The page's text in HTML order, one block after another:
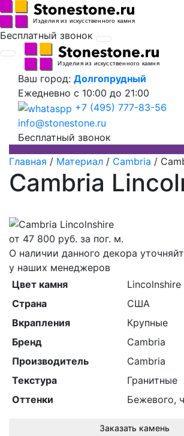
Бесплатный звонок
Ваш город: Долгопрудный
Ежедневно с 10:00 до 21:00
+7 (495) 777-83-56
info@stonestone.ru
Бесплатный звонок
Главная / Материал / Cambria /
Cambria
от 47 800 руб. за пог. м.
О наличии данного декора
у наших менеджеров
Цвет камня
Lincolnshire
Страна
США
Вкрапления
Крупные
Бренд
Cambria
Производитель
Cambria
Текстура
Гранитные
Оттенки
Бежевого,
Заказать камень